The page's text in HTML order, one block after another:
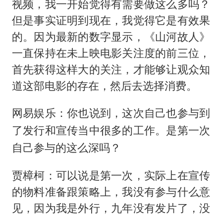
视频，我一开始觉得有需要做这么多吗？
但是事实证明到现在，我觉得它是有效果
的。因为最新的数字显示，《山河故人》
一直保持在未上映电影关注度的前三位，
首先获得这样大的关注，才能够让观众知
道这部电影的存在，然后去选择消费。
网易娱乐：你也说到，这次自己也参与到
了发行和宣传当中很多的工作。是第一次
自己参与的这么深吗？
贾樟柯：可以说是第一次，实际上在宣传
的物料准备跟策略上，我没有参与什么意
见，因为我是外行，九年没有发片了，没